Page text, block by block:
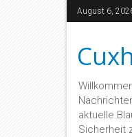
August 6,
aktuelle
Sicherheit